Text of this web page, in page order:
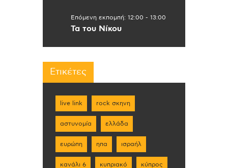
Επόμενη εκπομπή: 12:00 - 13:00
Τα του Νίκου
Ετικέτες
live link rock σκηνη
αστυνομία ελλάδα
ευρώπη ηπα ισραήλ
κανάλι 6 κυπριακό κύπρος